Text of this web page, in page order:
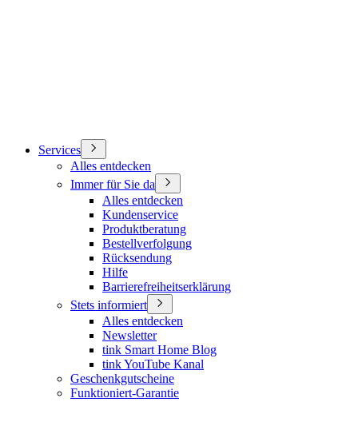
Services
Alles entdecken
Immer für Sie da
Alles entdecken
Kundenservice
Produktberatung
Bestellverfolgung
Rücksendung
Hilfe
Barrierefreiheitserklärung
Stets informiert
Alles entdecken
Newsletter
tink Smart Home Blog
tink YouTube Kanal
Geschenkgutscheine
Funktioniert-Garantie